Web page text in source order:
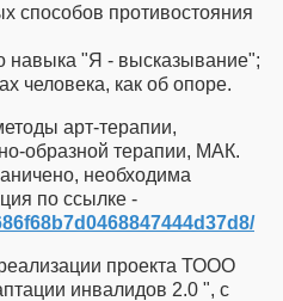
способов противостояния
навыка "Я - высказывание";
человека, как об опоре.
арт-терапии,
образной терапии, МАК.
необходима
по ссылке -
проекта ТООО
инвалидов 2.0 ", с